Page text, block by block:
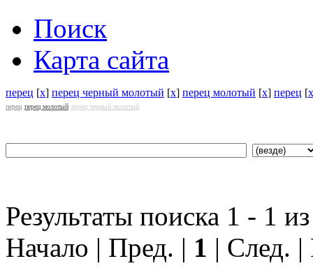
Поиск
Карта сайта
перец [x] перец черный молотый [x] перец молотый [x] перец [x
перец перец молотый перец черный молотый
Результаты поиска 1 - 1
Начало | Пред. | 1 | След.